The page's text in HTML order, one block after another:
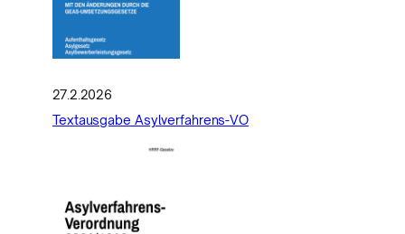
27.2.2026
Textausgabe Asylverfahrens-VO